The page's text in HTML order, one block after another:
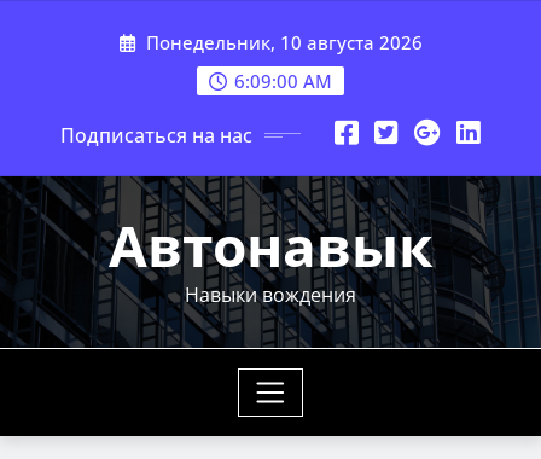
Понедельник, 10 августа 2026
6:09:01 AM
Подписаться на нас
Автонавык
Навыки вождения